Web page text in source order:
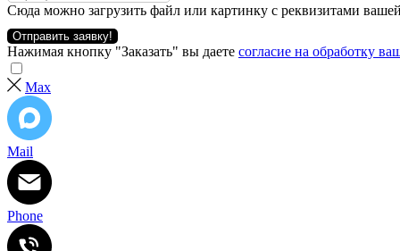
Сюда можно загрузить файл или картинку с реквизитами
Отправить заявку!
Нажимая кнопку "Заказать" вы даете согласие на обработку
Max
Mail
Phone